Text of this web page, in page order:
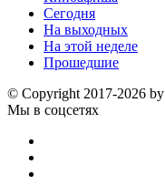
Сегодня
На выходных
На этой неделе
Прошедшие
© Copyright 2017-2026
Мы в соцсетях